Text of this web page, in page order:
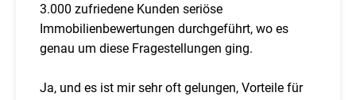
3.000 zufriedene Kunden seriöse
Immobilienbewertungen durchgeführt, wo es
genau um diese Fragestellungen ging.
Ja, und es ist mir sehr oft gelungen, Vorteile für